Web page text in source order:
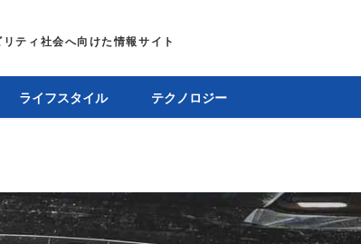
ライフスタイル テクノロジー